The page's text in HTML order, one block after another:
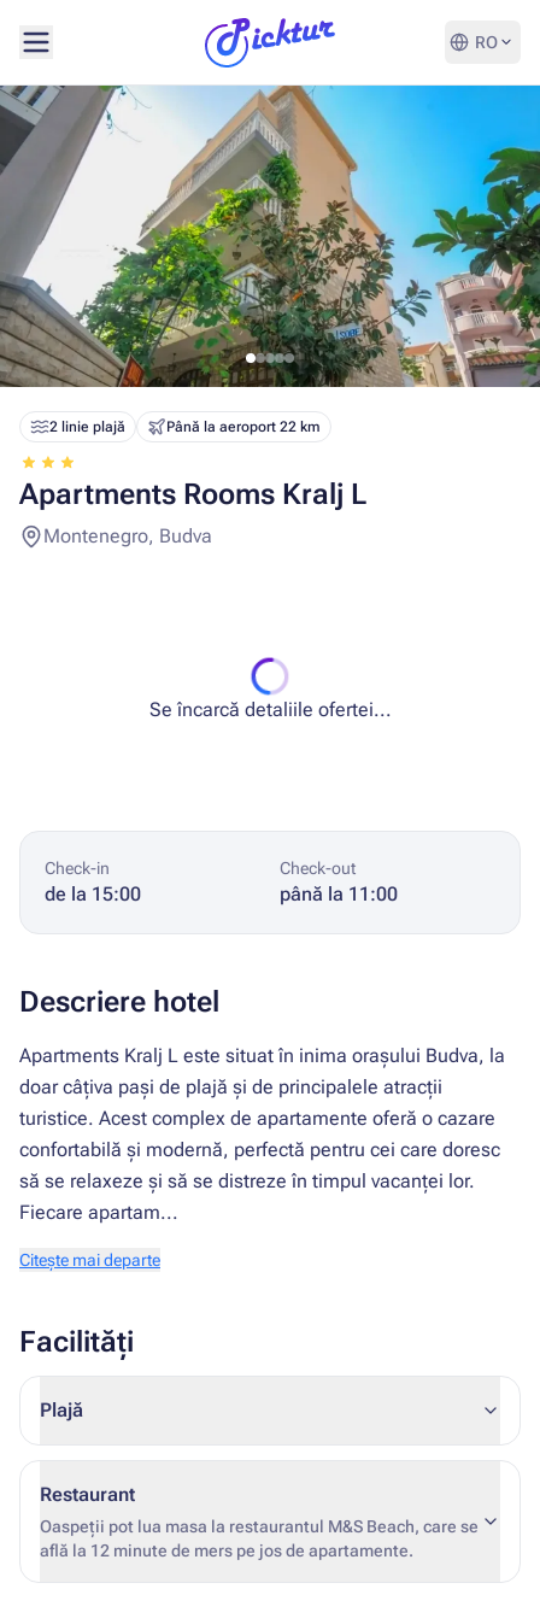
RO
2 linie plajă Până la aeroport 22 km
Apartments Rooms Kralj L
Montenegro, Budva
Se încarcă detaliile ofertei...
Check-in
de la 15:00
Check-out
până la 11:00
Descriere hotel
Apartments Kralj L este situat în inima orașului Budva, la
doar câțiva pași de plajă și de principalele atracții
turistice. Acest complex de apartamente oferă o cazare
confortabilă și modernă, perfectă pentru cei care doresc
să se relaxeze și să se distreze în timpul vacanței lor.
Fiecare apartam...
Citește mai departe
Facilități
Plajă
Restaurant
Oaspeții pot lua masa la restaurantul M&S Beach, care se
află la 12 minute de mers pe jos de apartamente.